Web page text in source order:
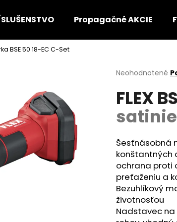
Propagačné AKCIE
BSE 50 18-EC C-Set
Priemerné
produktu
je
z
hviezdičiek.
Neohodnotené
FLEX
Šesťnásobná
konštantných
ochrana proti
preťaženiu a
Bezuhlíkový
životnosťou
Nadstavec
Čo potrebujete nájsť?
HĽADAŤ
Odporúčame